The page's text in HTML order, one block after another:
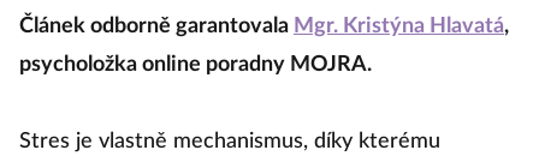
Článek odborně garantovala Mgr. Kristýna Hlavatá,
psycholožka online poradny MOJRA.
Stres je vlastně mechanismus, díky kterému